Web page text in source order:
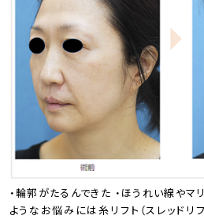
・輪郭がたるんできた ・ほうれい線やマ
ようなお悩みには糸リフト（スレッドリ